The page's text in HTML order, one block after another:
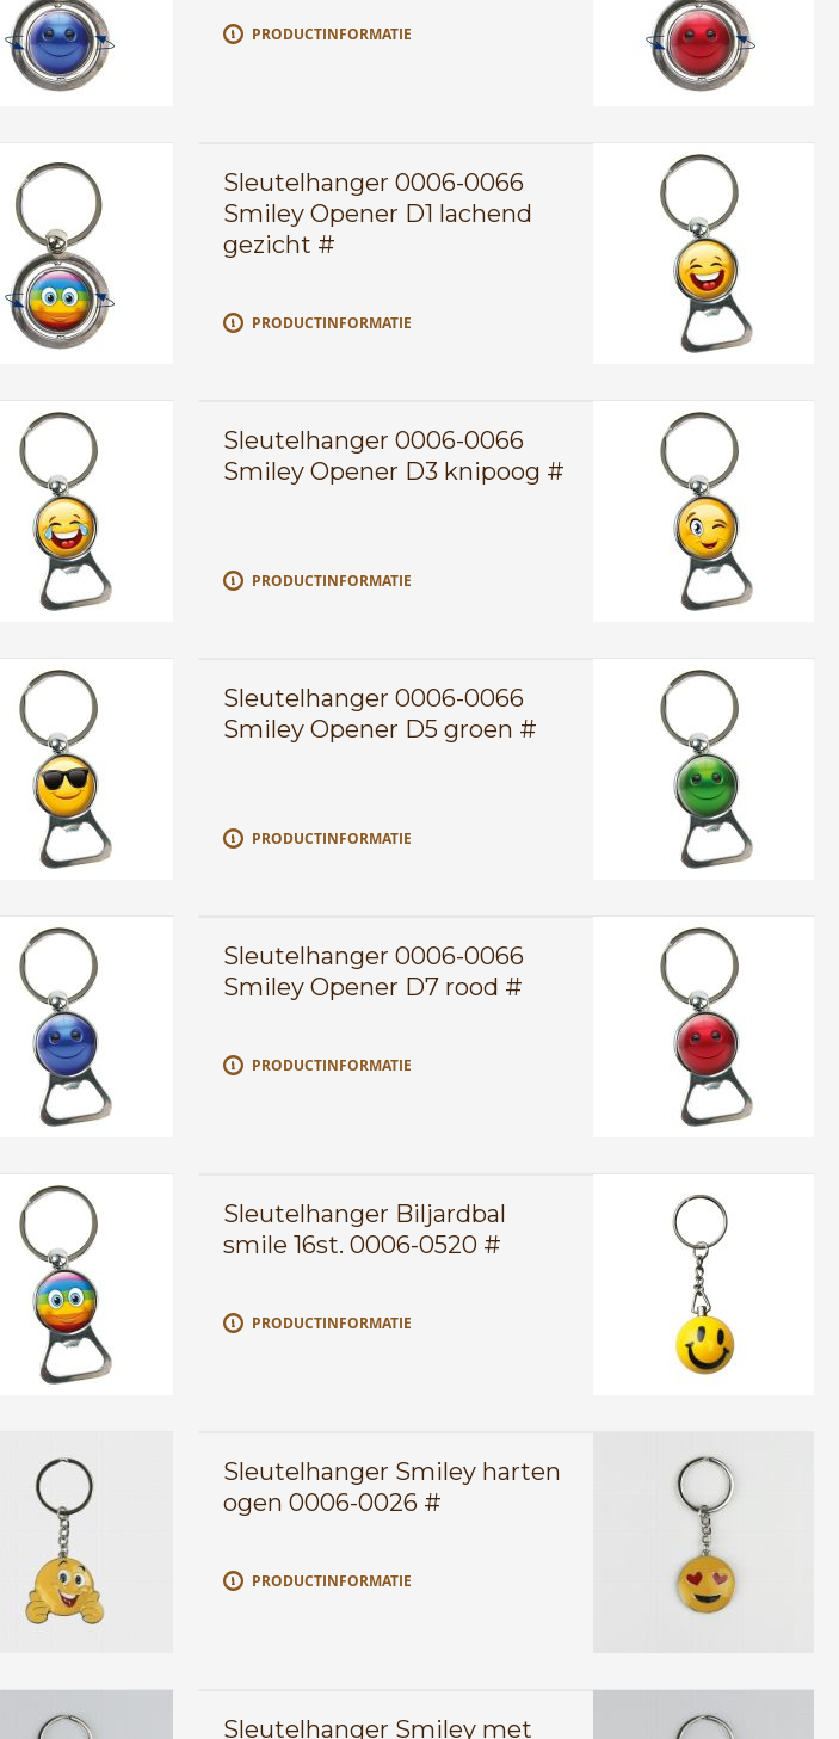
PRODUCTINFORMATIE
Sleutelhanger 0006-0066
Smiley Opener D1 lachend
gezicht #
PRODUCTINFORMATIE
Sleutelhanger 0006-0066
Smiley Opener D3 knipoog #
PRODUCTINFORMATIE
Sleutelhanger 0006-0066
Smiley Opener D5 groen #
PRODUCTINFORMATIE
Sleutelhanger 0006-0066
Smiley Opener D7 rood #
PRODUCTINFORMATIE
Sleutelhanger Biljardbal
smile 16st. 0006-0520 #
PRODUCTINFORMATIE
Sleutelhanger Smiley harten
ogen 0006-0026 #
PRODUCTINFORMATIE
Sleutelhanger Smiley met